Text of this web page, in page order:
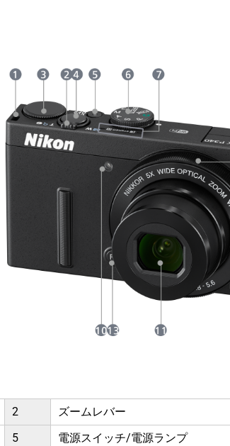
2 ズームレバー
5
電源スイッチ/電源ランプ